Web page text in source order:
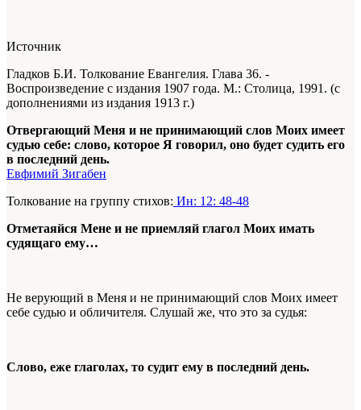
Источник
Гладков Б.И. Толкование Евангелия. Глава 36. -
Воспроизведение с издания 1907 года. М.: Столица, 1991. (с
дополнениями из издания 1913 г.)
Отвергающий Меня и не принимающий слов Моих имеет
судью себе: слово, которое Я говорил, оно будет судить его
в последний день.
Евфимий Зигабен
Толкование на группу стихов: Ин: 12: 48-48
Отметаяйся Мене и не приемляй глагол Моих имать
судящаго ему…
Не верующий в Меня и не принимающий слов Моих имеет
себе судью и обличителя. Слушай же, что это за судья:
Слово, еже глаголах, то судит ему в последний день.